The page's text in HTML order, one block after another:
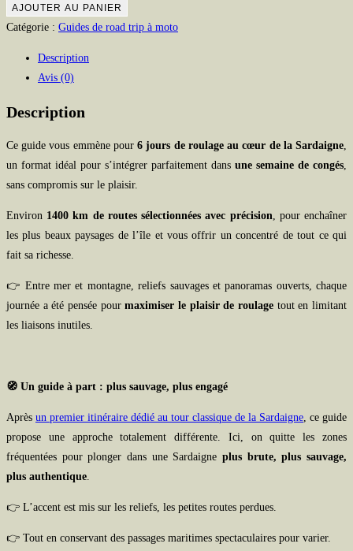
de
Road
Sardaigne
sur
6
jours
AJOUTER AU PANIER
Catégorie : Guides de road trip à moto
Description
Avis (0)
Description
Ce guide vous emmène pour6 jours de roulage au cœur de la Sardaigne,
un format idéal pour s’intégrer parfaitement dans une semaine de congés,
sans compromis sur le plaisir.
Environ 1400 km de routes sélectionnées avec précision, pour enchaîner
les plus beaux paysages de l’île et vous offrir un concentré de tout ce qui
fait sa richesse.
👉 Entre mer et montagne, reliefs sauvages et panoramas ouverts, chaque
journée a été pensée pourmaximiser le plaisir de roulage tout en limitant
les liaisons inutiles.
🧭 Un guide à part : plus sauvage, plus engagé
Après un premier itinéraire dédié au tour classique de la Sardaigne, ce guide
propose une approche totalement différente. Ici, on quitte les zones
fréquentées pour plonger dans une Sardaigne plus brute, plus sauvage,
plus authentique.
👉 L’accent est mis sur les reliefs, les petites routes perdues.
👉 Tout en conservant des passages maritimes spectaculaires pour varier.